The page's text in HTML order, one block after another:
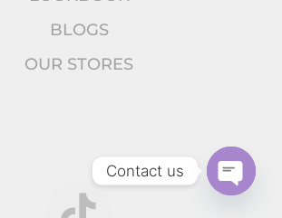
BLOGS
OUR STORES
Contact us